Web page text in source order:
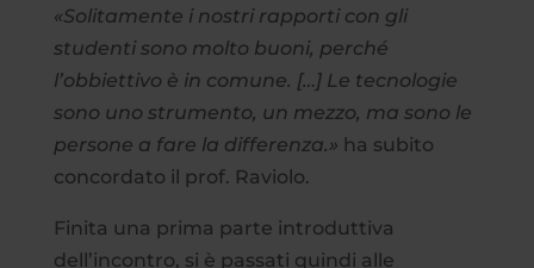
«Solitamente i nostri rapporti con gli
studenti sono molto buoni, perché
l’obbiettivo è in comune. […] Le tecnologie
sono uno strumento, un mezzo, ma sono le
persone a fare la differenza.» ha subito
concordato il prof. Raviolo.
Finita una prima parte introduttiva
dell’incontro, si è passati quindi alle